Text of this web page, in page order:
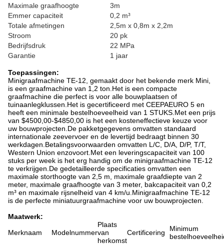
Maximale graafhoogte
3m
Emmer capaciteit
0,2 m³
Totale afmetingen
2,5m x 0,8m x 2,2m
Stroom
20 pk
Bedrijfsdruk
22 MPa
Garantie
1 jaar
Toepassingen:
Minigraafmachine TE-12, gemaakt door het bekende merk Mini,
is een graafmachine van 1,2 ton.Het is een compacte
graafmachine die perfect is voor alle bouwplaatsen of
tuinaanlegklussen.Het is gecertificeerd met CEEPAEURO 5 en
heeft een minimale bestelhoeveelheid van 1 STUKS.Met een prijs
van $4500,00-$4850,00 is het een kosteneffectieve keuze voor
uw bouwprojecten.De pakketgegevens omvatten standaard
internationale zeevervoer en de levertijd bedraagt ​​binnen 30
werkdagen.Betalingsvoorwaarden omvatten L/C, D/A, D/P, T/T,
Western Union enzovoort.Met een leveringscapaciteit van 100
stuks per week is het erg handig om de minigraafmachine TE-12
te verkrijgen.De gedetailleerde specificaties omvatten een
maximale storthoogte van 2,5 m, maximale graafdiepte van 2
meter, maximale graafhoogte van 3 meter, bakcapaciteit van 0,2
m³ en maximale rijsnelheid van 4 km/u.Minigraafmachine TE-12
is de perfecte miniatuurgraafmachine voor uw bouwprojecten.
Maatwerk:
Merknaam
Modelnummer
Plaats
van
herkomst
Certificering
Minimum